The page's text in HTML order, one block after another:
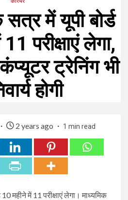
में यूपी बोर्ड
परीक्षाएं लेगा,
ट्रेनिंग भी
होगी
2 years ago 1 min read
महीने में 11 परीक्षाएं लेगा। माध्यमिक